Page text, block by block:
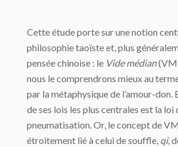
Cette étude porte sur une notion
philosophie taoïste et, plus
pensée chinoise : le Vide médian
nous le comprendrons mieux au
par la métaphysique de l’amour-don.
de ses lois les plus centrales est la loi
pneumatisation. Or, le concept de
étroitement lié à celui de souffle, qi,